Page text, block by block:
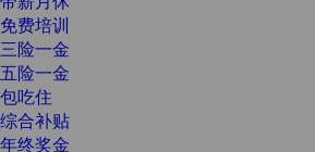
免费培训
三险一金
五险一金
包吃住
综合补贴
年终奖金